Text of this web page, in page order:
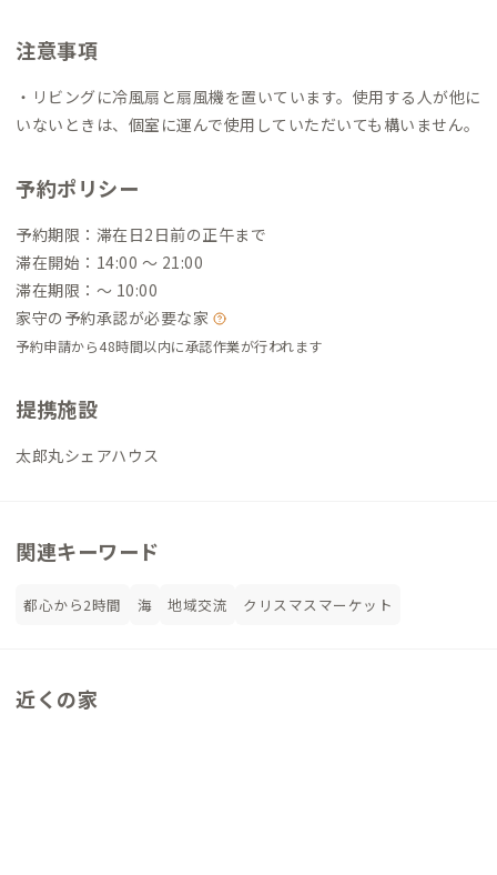
注意事項
・リビングに冷風扇と扇風機を置いています。使用する人が他に
いないときは、個室に運んで使用していただいても構いません。
予約ポリシー
予約期限：滞在日2日前の正午まで
滞在開始：14:00 〜 21:00
滞在期限：〜 10:00
家守の予約承認が必要な家
予約申請から48時間以内に承認作業が行われます
提携施設
太郎丸シェアハウス
関連キーワード
都心から2時間 海 地域交流 クリスマスマーケット
近くの家